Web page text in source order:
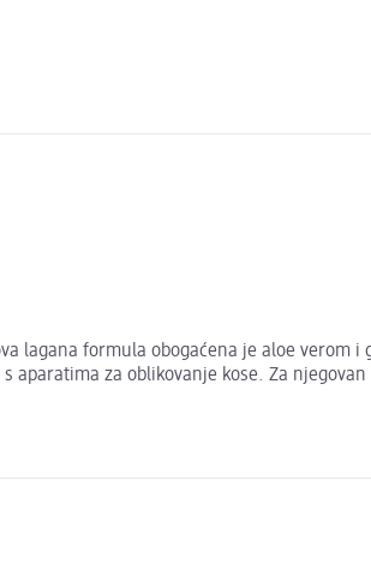
lagana formula obogaćena je aloe verom
aparatima za oblikovanje kose. Za